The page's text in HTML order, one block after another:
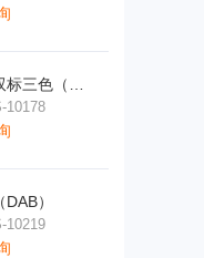
10178
）
10219